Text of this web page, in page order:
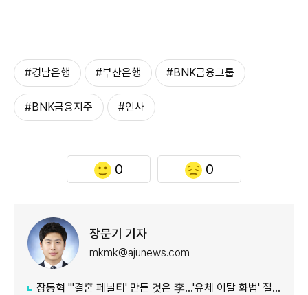
#경남은행 #부산은행 #BNK금융그룹
#BNK금융지주 #인사
0 0
장문기 기자
mkmk@ajunews.com
장동혁 "'결혼 페널티' 만든 것은 李…'유체 이탈 화법' 절정"